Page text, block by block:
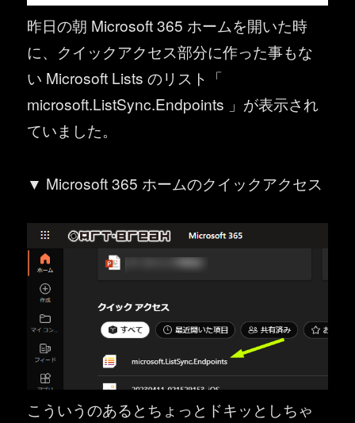
昨日の朝 Microsoft 365 ホームを開いた時
に、クイックアクセス部分に作った事もな
い Microsoft Lists のリスト「
microsoft.ListSync.Endpoints 」が表示され
ていました。
▼ Microsoft 365 ホームのクイックアクセス
こういうのあるとちょっとドキッとしちゃ